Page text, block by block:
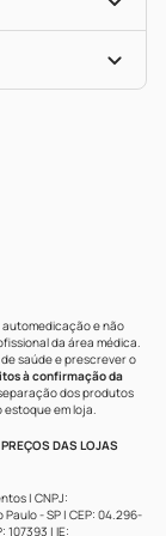
e não
da área médica.
saúde e prescrever o
à confirmação da
dos produtos
estoque em loja.
DAS LOJAS
| CNPJ:
- SP | CEP: 04.296-
107393 | IE: